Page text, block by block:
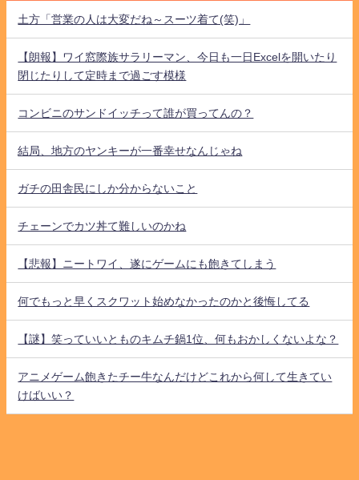
土方「営業の人は大変だね～スーツ着て(笑)」
【朗報】ワイ窓際族サラリーマン、今日も一日Excelを開いたり
閉じたりして定時まで過ごす模様
コンビニのサンドイッチって誰が買ってんの？
結局、地方のヤンキーが一番幸せなんじゃね
ガチの田舎民にしか分からないこと
チェーンでカツ丼て難しいのかね
【悲報】ニートワイ、遂にゲームにも飽きてしまう
何でもっと早くスクワット始めなかったのかと後悔してる
【謎】笑っていいとものキムチ鍋1位、何もおかしくないよな？
アニメゲーム飽きたチー牛なんだけどこれから何して生きてい
けばいい？